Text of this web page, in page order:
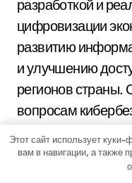
разработкой и
цифровизации
развитию
и улучшению
регионов страны.
вопросам
новых
Этот сайт использует
вам в навигации, а также